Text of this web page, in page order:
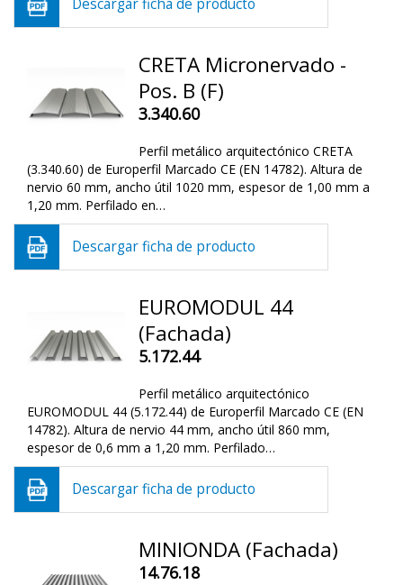
Descargar ficha de producto
CRETA Micronervado -
Pos. B (F)
3.340.60
Perfil metálico arquitectónico CRETA
(3.340.60) de Europerfil Marcado CE (EN 14782). Altura de
nervio 60 mm, ancho útil 1020 mm, espesor de 1,00 mm a
1,20 mm. Perfilado en…
Descargar ficha de producto
EUROMODUL 44
(Fachada)
5.172.44
Perfil metálico arquitectónico
EUROMODUL 44 (5.172.44) de Europerfil Marcado CE (EN
14782). Altura de nervio 44 mm, ancho útil 860 mm,
espesor de 0,6 mm a 1,20 mm. Perfilado…
Descargar ficha de producto
MINIONDA (Fachada)
14.76.18